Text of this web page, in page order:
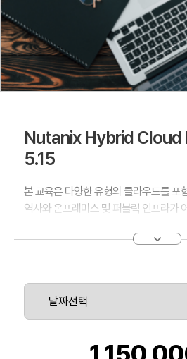
Nutanix Hybrid
5.15
본 교육은 다양한 유형의 클라우드를 포
역사와 온프레미스 및 퍼블릭 인프라가
AHV 및 Prism)에 대해 자세히 알아보면
은 Nutanix 하이브리드 클라우드 운영과
해 학습합니다.
볼 수 있는 바우처(US$99)가 포함되어